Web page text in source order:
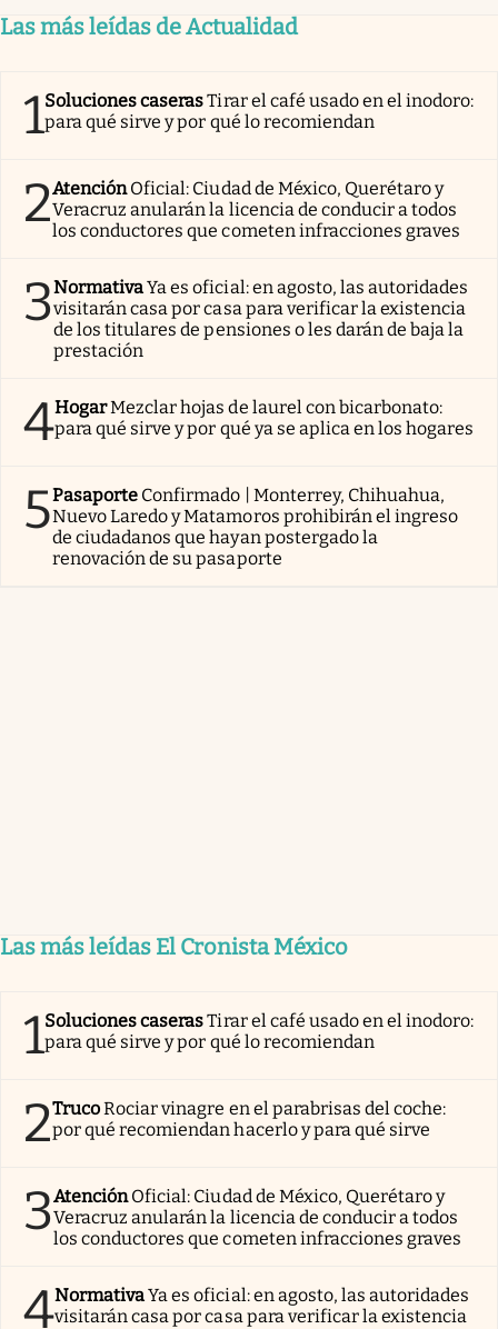
Las más leídas de Actualidad
1Soluciones caserasTirar el café usado en el inodoro:
para qué sirve y por qué lo recomiendan
2AtenciónOficial: Ciudad de México, Querétaro y
Veracruz anularán la licencia de conducir a todos
los conductores que cometen infracciones graves
3NormativaYa es oficial: en agosto, las autoridades
visitarán casa por casa para verificar la existencia
de los titulares de pensiones o les darán de baja la
prestación
4HogarMezclar hojas de laurel con bicarbonato:
para qué sirve y por qué ya se aplica en los hogares
5Pasaporte Confirmado | Monterrey, Chihuahua,
Nuevo Laredo y Matamoros prohibirán el ingreso
de ciudadanos que hayan postergado la
renovación de su pasaporte
Las más leídas El Cronista México
1Soluciones caserasTirar el café usado en el inodoro:
para qué sirve y por qué lo recomiendan
2TrucoRociar vinagre en el parabrisas del coche:
por qué recomiendan hacerlo y para qué sirve
3AtenciónOficial: Ciudad de México, Querétaro y
Veracruz anularán la licencia de conducir a todos
los conductores que cometen infracciones graves
4NormativaYa es oficial: en agosto, las autoridades
visitarán casa por casa para verificar la existencia